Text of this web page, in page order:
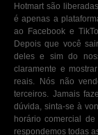
Hotmart são
é apenas a
ao Facebook e
Depois que você
deles e sim do
claramente e
reais. Nós não
terceiros. Jamais
dúvida, sinta-se à
horário comercial
respondemos todas